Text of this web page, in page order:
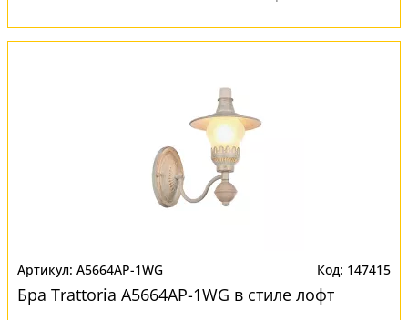
A5664AP-1WG 147415
Бра Trattoria A5664AP-1WG в стиле лофт